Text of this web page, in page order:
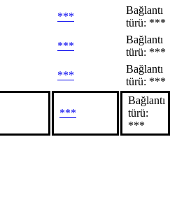
***
Bağlantı
türü: ***
***
Bağlantı
türü: ***
***
Bağlantı
türü: ***
***
Bağlantı
türü:
***